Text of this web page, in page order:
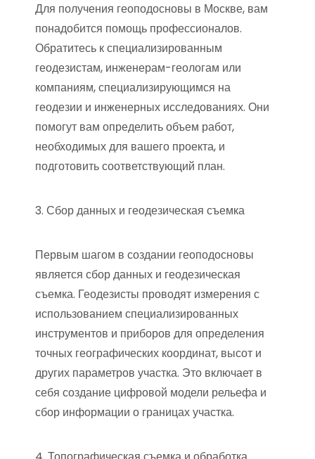
Для получения геоподосновы в Москве, вам
понадобится помощь профессионалов.
Обратитесь к специализированным
геодезистам, инженерам-геологам или
компаниям, специализирующимся на
геодезии и инженерных исследованиях. Они
помогут вам определить объем работ,
необходимых для вашего проекта, и
подготовить соответствующий план.
3. Сбор данных и геодезическая съемка
Первым шагом в создании геоподосновы
является сбор данных и геодезическая
съемка. Геодезисты проводят измерения с
использованием специализированных
инструментов и приборов для определения
точных географических координат, высот и
других параметров участка. Это включает в
себя создание цифровой модели рельефа и
сбор информации о границах участка.